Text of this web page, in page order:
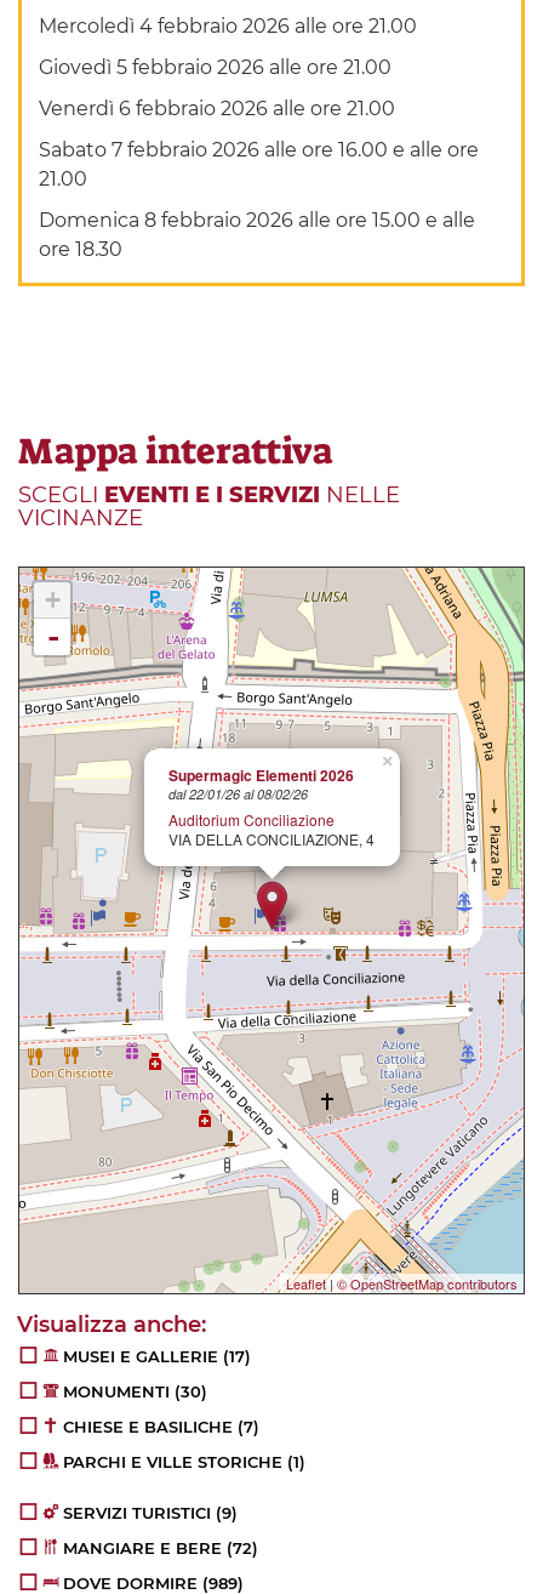
Mercoledì 4 febbraio 2026 alle ore 21.00
Giovedì 5 febbraio 2026 alle ore 21.00
Venerdì 6 febbraio 2026 alle ore 21.00
Sabato 7 febbraio 2026 alle ore 16.00 e alle ore
21.00
Domenica 8 febbraio 2026 alle ore 15.00 e alle
ore 18.30
Mappa interattiva
SCEGLI EVENTI E I SERVIZI NELLE
VICINANZE
×
Supermagic Elementi 2026
dal 22/01/26 al 08/02/26
Auditorium Conciliazione
VIA DELLA CONCILIAZIONE, 4
+
-
Leaflet|© OpenStreetMap contributors
MUSEI E GALLERIE (17)
MONUMENTI (30)
CHIESE E BASILICHE (7)
PARCHI E VILLE STORICHE (1)
SERVIZI TURISTICI (9)
MANGIARE E BERE (72)
DOVE DORMIRE (989)